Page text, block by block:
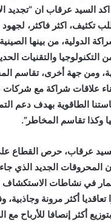
السيد عرقاب ان “تجديد
تكثيف، اكثر فاكثر،
الدولية، من بينها
والتقنيات
ومن جهة أخرى، تقاسم
علاقات شراكة مع شركات
الطاقوية بهدف دعم
وكذا تقاسم المخاطر”.
عرقاب، حرص القطاع
المحروقات الجديد الذي
في نشاطات الاستكشاف و
أكثر مرونة
أكثر إنصافا للأرباح مع